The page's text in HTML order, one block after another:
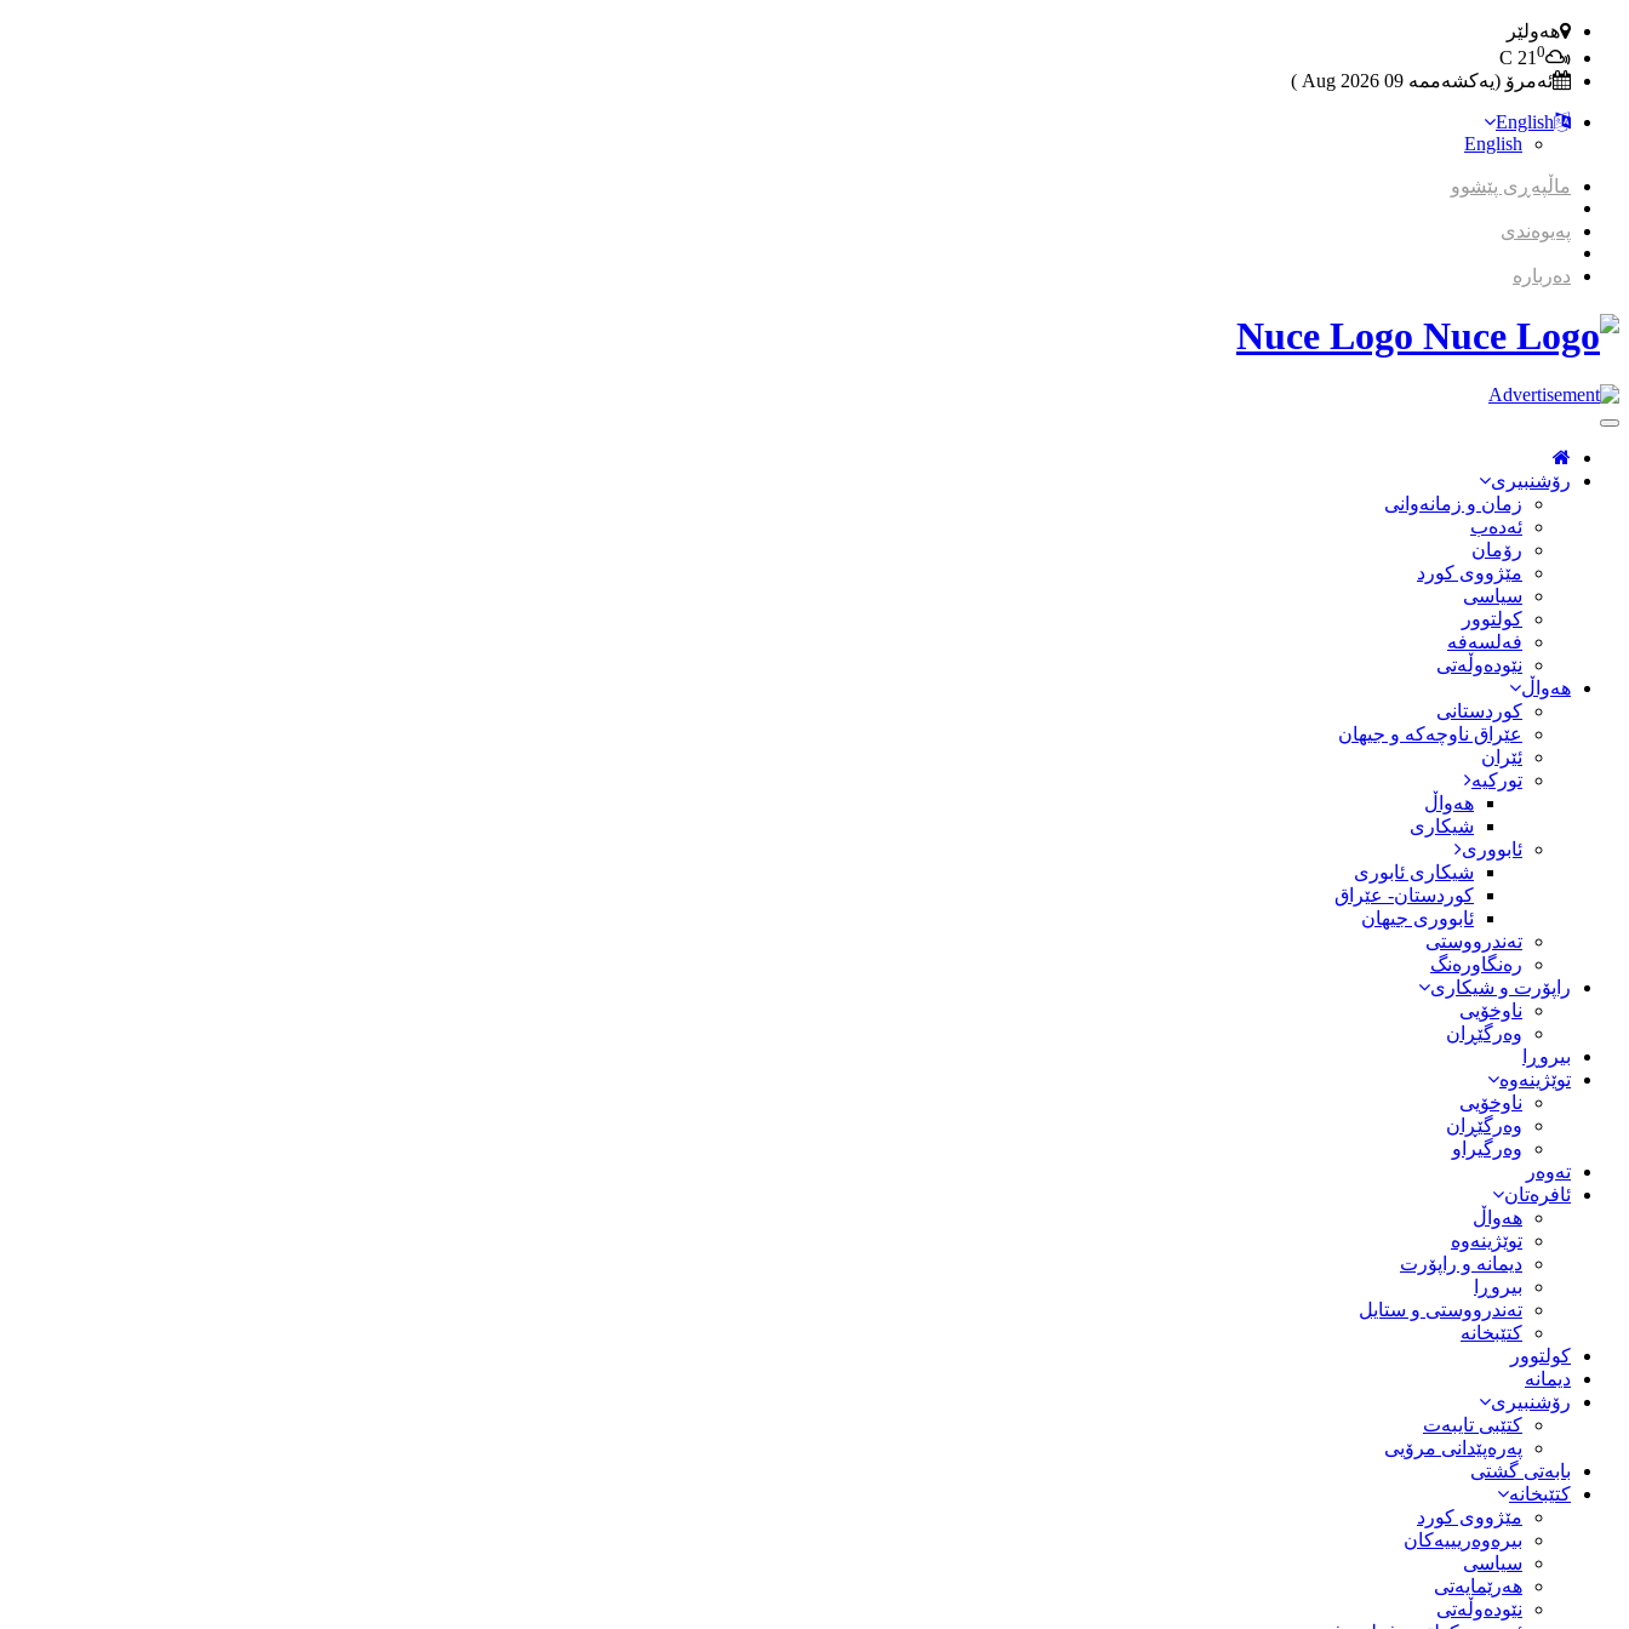
هەولێر
21 0
ئەمرۆ (یەکشەممە 09 2026 Aug )
English
English
ماڵپەڕی پێشوو
پەیوەندی
دەربارە
Nuce Logo
Toggle
Navigation
رۆشنبیری
زمان و زمانه‌وانی
ئەدەب
رۆمان
مێژووى کورد
سیاسى
کولتوور
فەلسەفە
نێودەوڵەتی
هەواڵ
کوردستانی
عێراق ناوچەکە و جیهان
ئێران
تورکیە
هەواڵ
شیکاری
ئابووری
شیکاری ئابوری
کوردستان- عێراق
ئابووری جیهان
تەندرووستی
رەنگاورەنگ
راپۆرت و شیکاری
ناوخۆیی
وەرگێڕان
بیروڕا
توێژینەوە
ناوخۆیی
وەرگێڕان
وەرگیراو
تەوەر
ئافرەتان
هەواڵ
توێژینەوە
دیمانە و راپۆرت
بیروڕا
تەندرووستی و ستایل
کتێبخانە
کولتوور
دیمانە
رۆشنبیری
کتێبی تایبەت
پەرەپێدانی مرۆیی
بابەتی گشتی
کتێبخانە
مێژووى کورد
بیرەوەریییەکان
سیاسى
هەرێمایەتی
نێودەوڵەتی